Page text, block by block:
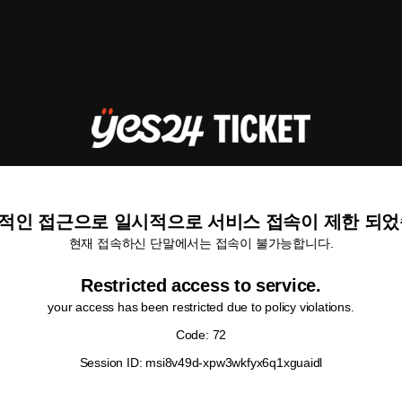
인 접근으로 일시적으로 서비스 접속이 제한 되
현재 접속하신 단말에서는 접속이 불가능합니다.
Restricted access to service.
your access has been restricted due to policy violations.
Code: 72
Session ID: msi8v49d-xpw3wkfyx6q1xguaidl